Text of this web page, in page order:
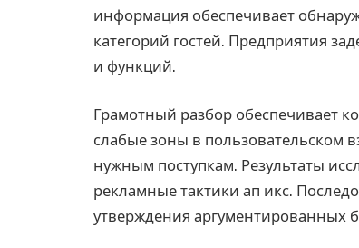
информация обеспечивает
категорий гостей. Предприятия
и функций.
Грамотный разбор обеспечивает
слабые зоны в пользовательском
нужным поступкам. Результаты
рекламные тактики ап икс.
утверждения аргументированных